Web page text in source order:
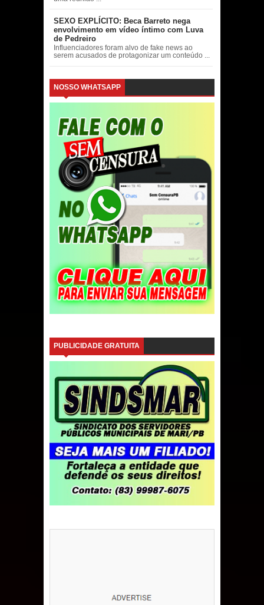
SEXO EXPLÍCITO: Beca Barreto nega
envolvimento em vídeo íntimo com Luva
de Pedreiro
Influenciadores foram alvo de fake news ao
serem acusados de protagonizar um conteúdo ...
NOSSO WHATSAPP
PUBLICIDADE GRATUITA